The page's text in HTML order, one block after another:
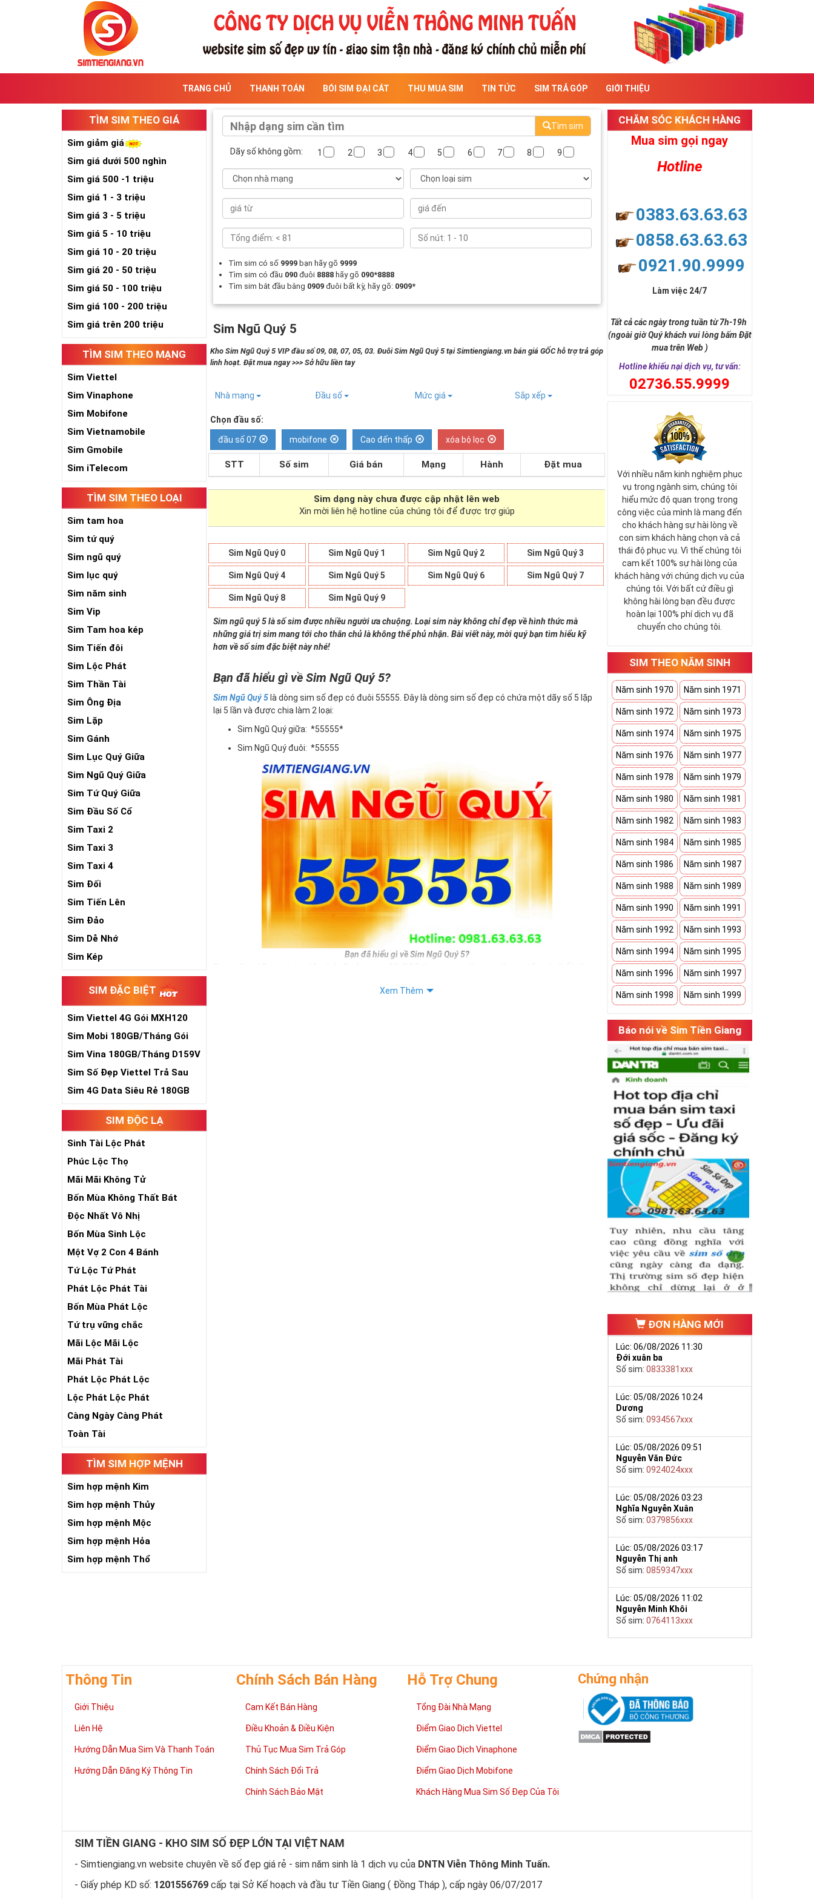
TRANG CHỦ THANH TOÁN BÓI SIM ĐẠI CÁT THU MUA SIM TIN TỨC SIM TRẢ GÓP GIỚI THIỆU
TÌM SIM THEO GIÁ
Sim giảm giá
Sim giá dưới 500 nghìn
Sim giá 500 -1 triệu
Sim giá 1 - 3 triệu
Sim giá 3 - 5 triệu
Sim giá 5 - 10 triệu
Sim giá 10 - 20 triệu
Sim giá 20 - 50 triệu
Sim giá 50 - 100 triệu
Sim giá 100 - 200 triệu
Sim giá trên 200 triệu
TÌM SIM THEO MẠNG
Sim Viettel
Sim Vinaphone
Sim Mobifone
Sim Vietnamobile
Sim Gmobile
Sim iTelecom
TÌM SIM THEO LOẠI
Sim tam hoa
Sim tứ quý
Sim ngũ quý
Sim lục quý
Sim năm sinh
Sim Vip
Sim Tam hoa kép
Sim Tiến đôi
Sim Lộc Phát
Sim Thần Tài
Sim Ông Địa
Sim Lặp
Sim Gánh
Sim Lục Quý Giữa
Sim Ngũ Quý Giữa
Sim Tứ Quý Giữa
Sim Đầu Số Cổ
Sim Taxi 2
Sim Taxi 3
Sim Taxi 4
Sim Đối
Sim Tiến Lên
Sim Đảo
Sim Dễ Nhớ
Sim Kép
SIM ĐẶC BIỆT
Sim Viettel 4G Gói MXH120
Siêu Rẻ
Sim Mobi 180GB/Tháng Gói
TK159
Sim Vina 180GB/Tháng D159V
Sim Số Đẹp Viettel Trả Sau
Sim 4G Data Siêu Rẻ 180GB
SIM ĐỘC LẠ
Sinh Tài Lộc Phát
Phúc Lộc Thọ
Mãi Mãi Không Tử
Bốn Mùa Không Thất Bát
Độc Nhất Vô Nhị
Bốn Mùa Sinh Lộc
Một Vợ 2 Con 4 Bánh
Tứ Lộc Tứ Phát
Phát Lộc Phát Tài
Bốn Mùa Phát Lộc
Tứ trụ vững chắc
Mãi Lộc Mãi Lộc
Mãi Phát Tài
Phát Lộc Phát Lộc
Lộc Phát Lộc Phát
Càng Ngày Càng Phát
Toàn Tài
TÌM SIM HỢP MỆNH
Sim hợp mệnh Kim
Sim hợp mệnh Thủy
Sim hợp mệnh Mộc
Sim hợp mệnh Hỏa
Sim hợp mệnh Thổ
Tìm sim
Dãy số không gồm: 1 2 3 4 5 6 7 8 9
Tìm sim có số 9999 bạn hãy gõ 9999
Tìm sim có đầu 090đuôi 8888 hãy gõ 090*8888
Tìm sim bắt đầu bằng 0909 đuôi bất kỳ, hãy gõ: 0909*
Sim Ngũ Quý 5
Kho Sim Ngũ Quý 5 VIP đầu số 09, 08, 07, 05, 03. Đuôi Sim Ngũ Quý 5 tại Simtiengiang.vn bán giá GỐC hỗ trợ trả góp
linh hoạt. Đặt mua ngay >>> Sở hữu liền tay
Nhà mạng Đầu số Mức giá Sắp xếp
Chọn đầu số:
đầu số 07 mobifone Cao đến thấp xóa bộ lọc
STT Số sim Giá bán Mạng Hành Đặt mua
Sim dạng này chưa được cập nhật lên web
Xin mời liên hệ hotline của chúng tôi để được trợ giúp
Sim Ngũ Quý 0 Sim Ngũ Quý 1 Sim Ngũ Quý 2 Sim Ngũ Quý 3
Sim Ngũ Quý 4 Sim Ngũ Quý 5 Sim Ngũ Quý 6 Sim Ngũ Quý 7
Sim Ngũ Quý 8 Sim Ngũ Quý 9
Sim ngũ quý 5 là số sim được nhiều người ưa chuộng. Loại sim này không chỉ đẹp về hình thức mà
những giá trị sim mang tới cho thân chủ là không thể phủ nhận. Bài viết này, mời quý bạn tìm hiểu kỹ
hơn về số sim đặc biệt này nhé!
Bạn đã hiểu gì về Sim Ngũ Quý 5?
Sim Ngũ Quý 5 là dòng sim số đẹp có đuôi 55555. Đây là dòng sim số đẹp có chứa một dãy số 5 lặp
lại 5 lần và được chia làm 2 loại:
Sim Ngũ Quý giữa: *55555*
Sim Ngũ Quý đuôi: *55555
Bạn đã hiểu gì về Sim Ngũ Quý 5?
Vua nên được nhiều người yêu thích và chọn lựa.
Xem Thêm
CHĂM SÓC KHÁCH HÀNG
Mua sim gọi ngay
Hotline
0383.63.63.63
0858.63.63.63
0921.90.9999
Làm việc 24/7
Tất cả các ngày trong tuần từ 7h-19h
(ngoài giờ Quý khách vui lòng bấm Đặt
mua trên Web )
Hotline khiếu nại dịch vụ, tư vấn:
02736.55.9999
Với nhiều năm kinh nghiệm phục
vụ trong ngành sim, chúng tôi
hiểu mức độ quan trọng trong
công việc của mình là mang đến
cho khách hàng sự hài lòng về
con sim khách hàng chọn và cả
thái độ phục vụ. Vì thế chúng tôi
cam kết 100% sự hài lòng của
khách hàng với chúng dịch vụ của
chúng tôi. Với bất cứ điều gì
không hài lòng bạn đều được
hoàn lại 100% phí dịch vụ đã
chuyển cho chúng tôi.
SIM THEO NĂM SINH
Năm sinh 1970 Năm sinh 1971
Năm sinh 1972 Năm sinh 1973
Năm sinh 1974 Năm sinh 1975
Năm sinh 1976 Năm sinh 1977
Năm sinh 1978 Năm sinh 1979
Năm sinh 1980 Năm sinh 1981
Năm sinh 1982 Năm sinh 1983
Năm sinh 1984 Năm sinh 1985
Năm sinh 1986 Năm sinh 1987
Năm sinh 1988 Năm sinh 1989
Năm sinh 1990 Năm sinh 1991
Năm sinh 1992 Năm sinh 1993
Năm sinh 1994 Năm sinh 1995
Năm sinh 1996 Năm sinh 1997
Năm sinh 1998 Năm sinh 1999
Báo nói về Sim Tiền Giang
ĐƠN HÀNG MỚI
Lúc: 06/08/2026 11:30
Đới xuân ba
Số sim:0833381xxx
Lúc: 05/08/2026 10:24
Dương
Số sim:0934567xxx
Lúc: 05/08/2026 09:51
Nguyễn Văn Đức
Số sim:0924024xxx
Lúc: 05/08/2026 03:23
Nghĩa Nguyễn Xuân
Số sim:0379856xxx
Lúc: 05/08/2026 03:17
Nguyễn Thị anh
Số sim:0859347xxx
Lúc: 05/08/2026 11:02
Nguyễn Minh Khôi
Số sim:0764113xxx
Thông Tin
Giới Thiệu
Liên Hệ
Hướng Dẫn Mua Sim Và Thanh Toán
Hướng Dẫn Đăng Ký Thông Tin
Chính Sách Bán Hàng
Cam Kết Bán Hàng
Điều Khoản & Điều Kiện
Thủ Tục Mua Sim Trả Góp
Chính Sách Đổi Trả
Chính Sách Bảo Mật
Hỗ Trợ Chung
Tổng Đài Nhà Mạng
Điểm Giao Dịch Viettel
Điểm Giao Dịch Vinaphone
Điểm Giao Dịch Mobifone
Khách Hàng Mua Sim Số Đẹp Của Tôi
Chứng nhận
SIM TIỀN GIANG - KHO SIM SỐ ĐẸP LỚN TẠI VIỆT NAM
- Simtiengiang.vn website chuyên về số đẹp giá rẻ - sim năm sinh là 1 dịch vụ của DNTN Viễn Thông Minh Tuấn.
- Giấy phép KD số: 1201556769 cấp tại Sở Kế hoạch và đầu tư Tiền Giang ( Đồng Tháp ), cấp ngày 06/07/2017